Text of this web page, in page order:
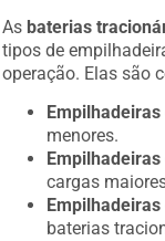
As baterias
tipos de
operação. Elas são
menores.
cargas
baterias